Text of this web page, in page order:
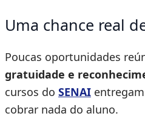
Uma chance real
Poucas oportunidades
gratuidade e
cursos do SENAI
cobrar nada do aluno.